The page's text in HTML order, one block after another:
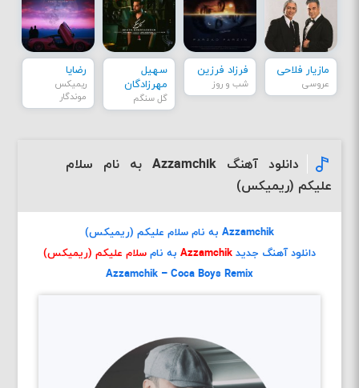
مازیار فلاحی
عروسی
فرزاد فرزین
شب و روز
سهیل
مهرزادگان
گل سنگم
رضایا
ریمیکس
موندگار
دانلود آهنگ Azzamchik به نام سلام
علیکم (ریمیکس)
Azzamchik به نام سلام علیکم (ریمیکس)
دانلود آهنگ جدید
به نام سلام علیکم (ریمیکس)
Azzamchik – Coca Boys Remix